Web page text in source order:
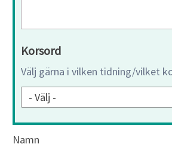
Korsord
Välj gärna i vilken tidning/vilket
Namn